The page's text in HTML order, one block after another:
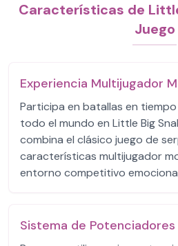
Características de
Juego
Experiencia Multijugador
Participa en batallas en
todo el mundo en Little Big
combina el clásico juego de
características multijugador
entorno competitivo
Sistema de Potenciadores